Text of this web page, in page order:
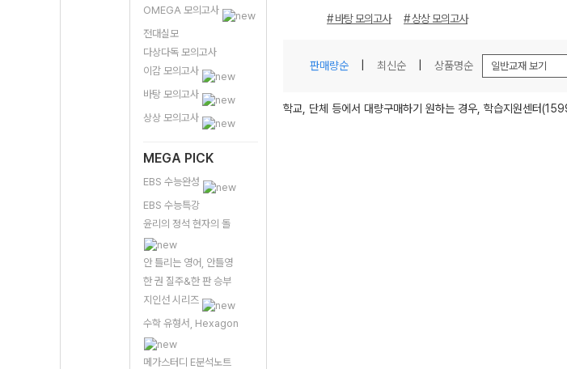
메가스터디
OMEGA 모의고사
전대실모
다상다독 모의고사
이감 모의고사
바탕 모의고사
상상 모의고사
MEGA PICK
EBS 수능완성
EBS 수능특강
윤리의 정석 현자의 돌
안 틀리는 영어, 안틀영
한 권 질주&한 판 승부
지인선 시리즈
수학 유형서, Hexagon
메가스터디 E분석노트
# 바탕 모의고사
# 상상 모의고사
판매량순 최신순 상품명순
학교, 단체 등에서 대량구매하기 원하는 경우, 학습지원센터